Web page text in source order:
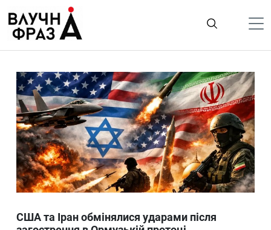
содержимому
Гроші
Життя
Лайфстайл
ТехноНаука
Людина
Ukraine
США та Іран обмінялися ударами після